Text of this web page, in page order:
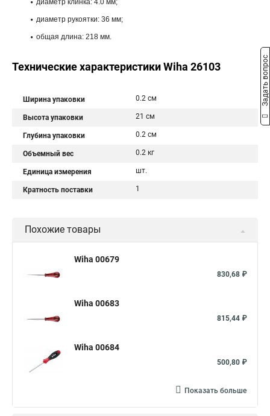
диаметр клинка: 4.0 мм;
диаметр рукоятки: 36 мм;
общая длина: 218 мм.
Технические характеристики Wiha 26103
Ширина упаковки 0.2 см
Высота упаковки 21 см
Глубина упаковки 0.2 см
Объемный вес 0.2 кг
Единица измерения шт.
Кратность поставки 1
Похожие товары
Wiha 00679
830,68 ₽
Wiha 00683
815,44 ₽
Wiha 00684
500,80 ₽
Показать больше
Задать вопрос